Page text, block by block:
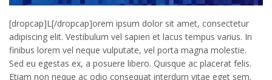
[dropcap]L[/dropcap]orem ipsum dolor sit amet, consectetur
adipiscing elit. Vestibulum vel sapien et lacus tempus varius. In
finibus lorem vel neque vulputate, vel porta magna molestie.
Sed eu egestas ex, a posuere libero. Quisque ac placerat felis.
Etiam non neque ac odio consequat interdum vitae eget sem.